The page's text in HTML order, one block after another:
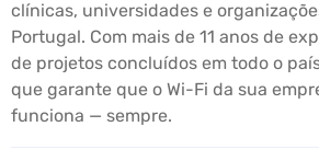
clínicas, universidades e
Portugal. Com mais de 11 anos de
de projetos concluídos em todo o
que garante que o Wi-Fi da sua
funciona — sempre.